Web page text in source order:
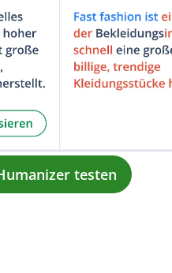
testen